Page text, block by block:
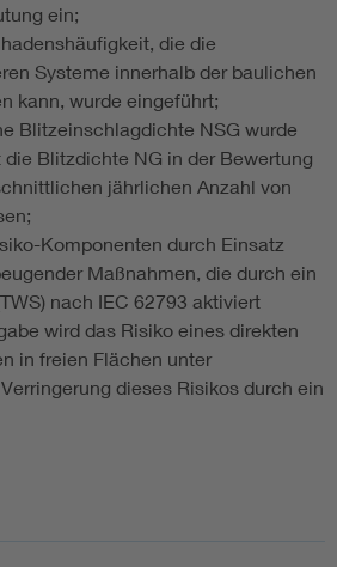
ein;
die die
Systeme innerhalb der baulichen
kann, wurde eingeführt;
Blitzeinschlagdichte NSG wurde
Blitzdichte NG in der Bewertung
jährlichen Anzahl von
Komponenten durch Einsatz
Maßnahmen, die durch ein
nach IEC 62793 aktiviert
wird das Risiko eines direkten
in freien Flächen unter
dieses Risikos durch ein